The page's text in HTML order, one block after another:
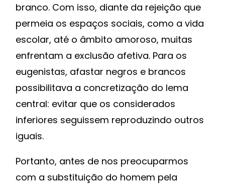
branco. Com isso, diante da rejeição que
permeia os espaços sociais, como a vida
escolar, até o âmbito amoroso, muitas
enfrentam a exclusão afetiva. Para os
eugenistas, afastar negros e brancos
possibilitava a concretização do lema
central: evitar que os considerados
inferiores seguissem reproduzindo outros
iguais.
Portanto, antes de nos preocuparmos
com a substituição do homem pela